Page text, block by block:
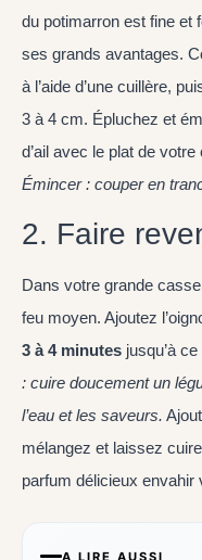
du potimarron est fine et
ses grands avantages.
à l’aide d’une cuillère,
3 à 4 cm. Épluchez et
d’ail avec le plat de
Émincer : couper en
2. Faire
Dans votre grande
feu moyen. Ajoutez
3 à 4 minutes jusqu’à
: cuire doucement un
l’eau et les saveurs.
mélangez et laissez
parfum délicieux envahir
A LIRE AUSSI